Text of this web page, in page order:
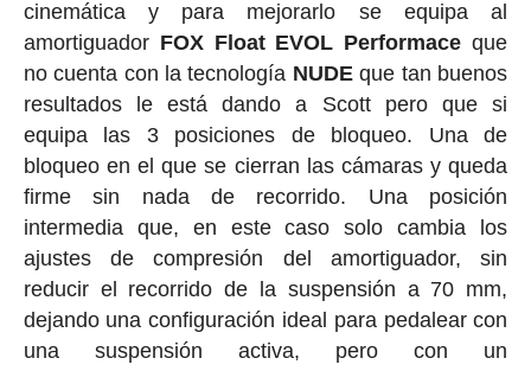
cinemática y para mejorarlo se equipa al
amortiguador FOX Float EVOL Performace que
no cuenta con la tecnología NUDEque tan buenos
resultados le está dando a Scott pero que si
equipa las 3 posiciones de bloqueo. Una de
bloqueo en el que se cierran las cámaras y queda
firme sin nada de recorrido. Una posición
intermedia que, en este caso solo cambia los
ajustes de compresión del amortiguador, sin
reducir el recorrido de la suspensión a 70 mm,
dejando una configuración ideal para pedalear con
una suspensión activa, pero con un